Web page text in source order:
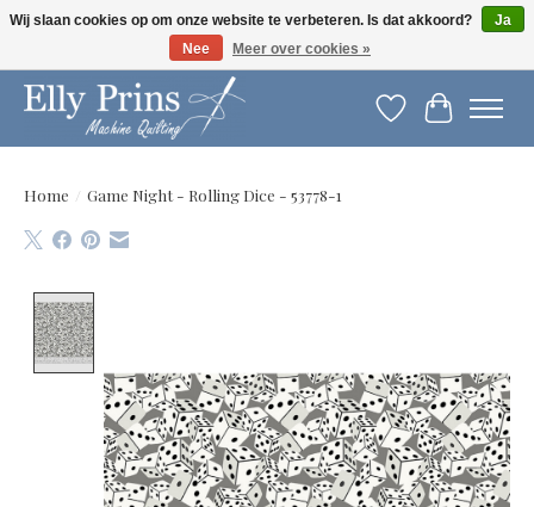
Let op: gewijzigde openingstijden!
Verlanglijst
Home / Game Night - Rolling Dice - 53778-1
Wij slaan cookies op om onze website te verbeteren. Is dat akkoord?
Ja
Nee
Meer over cookies »